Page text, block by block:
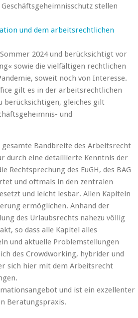
stellen
und dem arbeitsrechtlichen
2024 und berücksichtigt vor
sowie die vielfältigen rechtlichen
soweit noch von Interesse.
gilt es in der arbeitsrechtlichen
berücksichtigen, gleiches gilt
und
Bandbreite des Arbeitsrecht
durch eine detaillierte Kenntnis der
Rechtsprechung des EuGH, des BAG
und oftmals in den zentralen
und leicht lesbar. Allen Kapiteln
ermöglichen. Anhand der
des Urlaubsrechts nahezu völlig
so dass alle Kapitel alles
und aktuelle Problemstellungen
des Crowdworking, hybrider und
sich hier mit dem Arbeitsrecht
und ist ein exzellenter
Beratungspraxis.